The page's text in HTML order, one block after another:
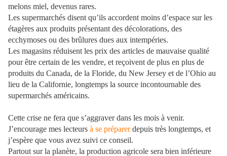
melons miel, devenus rares.
Les supermarchés disent qu’ils accordent moins d’espace sur les
étagères aux produits présentant des décolorations, des
ecchymoses ou des brûlures dues aux intempéries.
Les magasins réduisent les prix des articles de mauvaise qualité
pour être certain de les vendre, et reçoivent de plus en plus de
produits du Canada, de la Floride, du New Jersey et de l’Ohio au
lieu de la Californie, longtemps la source incontournable des
supermarchés américains.
Cette crise ne fera que s’aggraver dans les mois à venir.
J’encourage mes lecteurs à se préparerdepuis très longtemps, et
j’espère que vous avez suivi ce conseil.
Partout sur la planète, la production agricole sera bien inférieure